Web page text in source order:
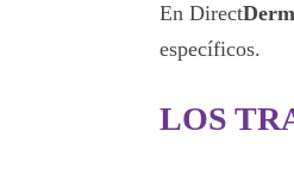
En DirectDerm
específicos.
LOS